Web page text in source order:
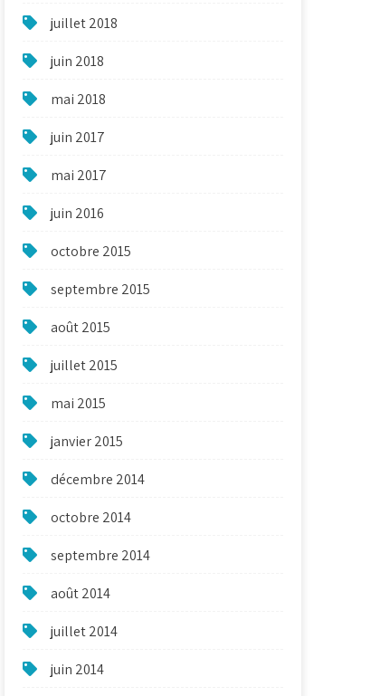
juillet 2018
juin 2018
mai 2018
juin 2017
mai 2017
juin 2016
octobre 2015
septembre 2015
août 2015
juillet 2015
mai 2015
janvier 2015
décembre 2014
octobre 2014
septembre 2014
août 2014
juillet 2014
juin 2014